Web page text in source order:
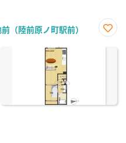
（陸前原ノ町駅前）
に入